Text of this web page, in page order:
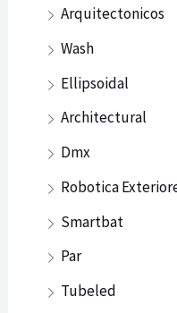
Arquitectonicos
Wash
Ellipsoidal
Architectural
Dmx
Robotica
Smartbat
Par
Tubeled